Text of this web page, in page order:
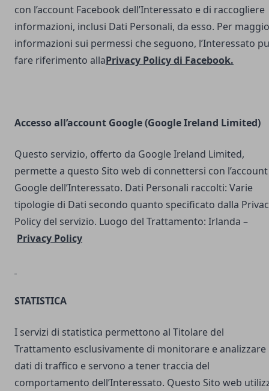
con l’account Facebook dell’Interessato e di raccogliere
informazioni, inclusi Dati Personali, da esso. Per
informazioni sui permessi che seguono, l’Interessato
fare riferimento allaPrivacy Policy di Facebook.
Accesso all’account Google (Google Ireland Limited)
Questo servizio, offerto da Google Ireland Limited,
permette a questo Sito web di connettersi con l’account
Google dell’Interessato. Dati Personali raccolti: Varie
tipologie di Dati secondo quanto specificato dalla
Policy del servizio. Luogo del Trattamento: Irlanda –
Privacy Policy
STATISTICA
I servizi di statistica permettono al Titolare del
Trattamento esclusivamente di monitorare e analizzare
dati di traffico e servono a tener traccia del
comportamento dell’Interessato. Questo Sito web